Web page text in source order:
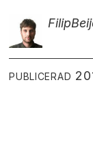
Filip
PUBLICERAD